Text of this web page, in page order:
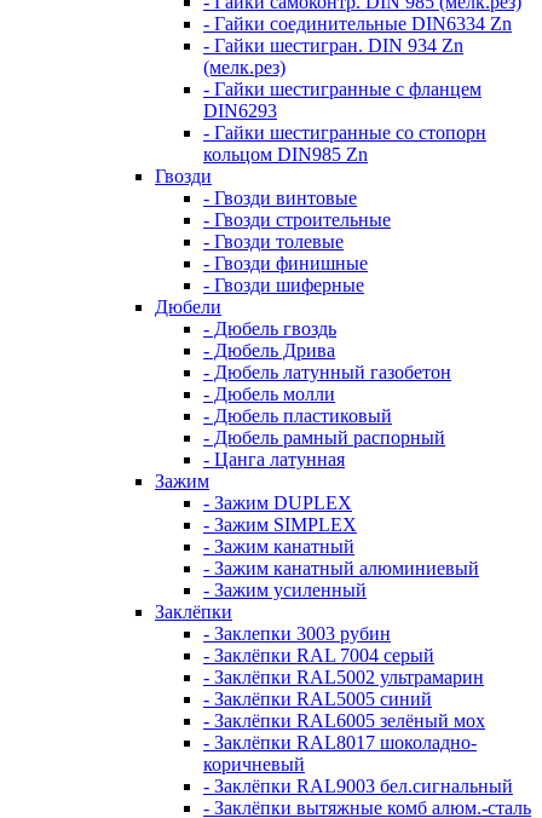
- Гайки соединительные DIN6334 Zn
- Гайки шестигран. DIN 934 Zn
(мелк.рез)
- Гайки шестигранные с фланцем
DIN6293
- Гайки шестигранные со стопорн
кольцом DIN985 Zn
Гвозди
- Гвозди винтовые
- Гвозди строительные
- Гвозди толевые
- Гвозди финишные
- Гвозди шиферные
Дюбели
- Дюбель гвоздь
- Дюбель Дрива
- Дюбель латунный газобетон
- Дюбель молли
- Дюбель пластиковый
- Дюбель рамный распорный
- Цанга латунная
Зажим
- Зажим DUPLEX
- Зажим SIMPLEX
- Зажим канатный
- Зажим канатный алюминиевый
- Зажим усиленный
Заклёпки
- Заклепки 3003 рубин
- Заклёпки RAL 7004 серый
- Заклёпки RAL5002 ультрамарин
- Заклёпки RAL5005 синий
- Заклёпки RAL6005 зелёный мох
- Заклёпки RAL8017 шоколадно-
коричневый
- Заклёпки RAL9003 бел.сигнальный
- Заклёпки вытяжные комб алюм.-сталь